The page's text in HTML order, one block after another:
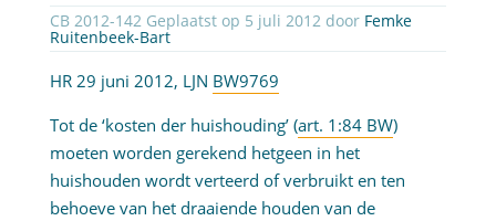
CB 2012-142 Geplaatst op 5 juli 2012 door Femke
Ruitenbeek-Bart
HR 29 juni 2012, LJN BW9769
Tot de ‘kosten der huishouding’ (art. 1:84 BW)
moeten worden gerekend hetgeen in het
huishouden wordt verteerd of verbruikt en ten
behoeve van het draaiende houden van de